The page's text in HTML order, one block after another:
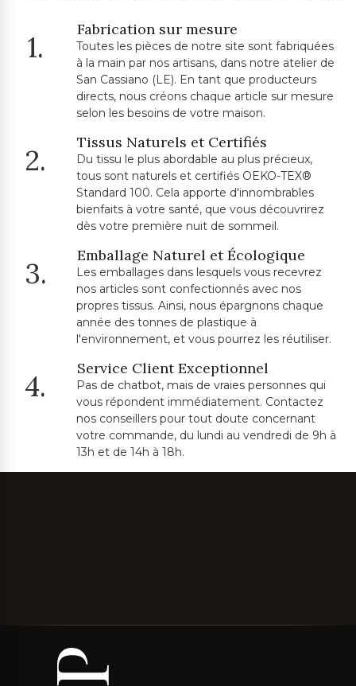
1.
Fabrication sur mesure
Toutes les pièces de notre site sont fabriquées
à la main par nos artisans, dans notre atelier de
San Cassiano (LE). En tant que producteurs
directs, nous créons chaque article sur mesure
selon les besoins de votre maison.
2.
Tissus Naturels et Certifiés
Du tissu le plus abordable au plus précieux,
tous sont naturels et certifiés OEKO-TEX®
Standard 100. Cela apporte d'innombrables
bienfaits à votre santé, que vous découvrirez
dès votre première nuit de sommeil.
3.
Emballage Naturel et Écologique
Les emballages dans lesquels vous recevrez
nos articles sont confectionnés avec nos
propres tissus. Ainsi, nous épargnons chaque
année des tonnes de plastique à
l'environnement, et vous pourrez les réutiliser.
4.
Service Client Exceptionnel
Pas de chatbot, mais de vraies personnes qui
vous répondent immédiatement. Contactez
nos conseillers pour tout doute concernant
votre commande, du lundi au vendredi de 9h à
13h et de 14h à 18h.